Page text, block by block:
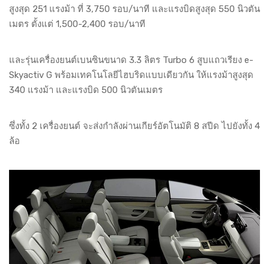
สูงสุด 251 แรงม้า ที่ 3,750 รอบ/นาที และแรงบิดสูงสุด 550 นิวตัน
เมตร ตั้งแต่ 1,500-2,400 รอบ/นาที
และรุ่นเครื่องยนต์เบนซินขนาด 3.3 ลิตร Turbo 6 สูบแถวเรียง e-
Skyactiv G พร้อมเทคโนโลยีไฮบริดแบบเดียวกัน ให้แรงม้าสูงสุด
340 แรงม้า และแรงบิด 500 นิวตันเมตร
ซึ่งทั้ง 2 เครื่องยนต์ จะส่งกำลังผ่านเกียร์อัตโนมัติ 8 สปีด ไปยังทั้ง 4
ล้อ